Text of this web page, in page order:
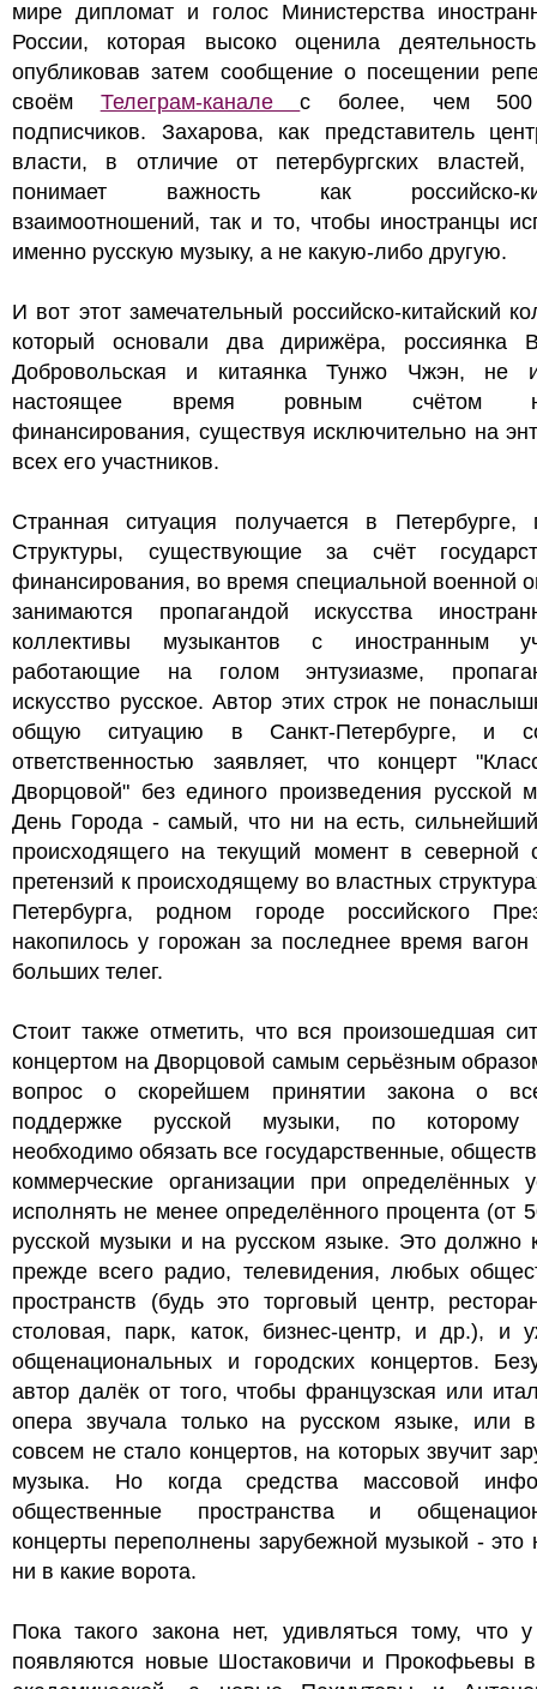
мире дипломат и голос Министерства
России, которая высоко оценила
опубликовав затем сообщение о посещении
своём Телеграм-каналес более, чем 500
подписчиков. Захарова, как представитель
власти, в отличие от петербургских
понимает важность как российско-
взаимоотношений, так и то, чтобы иностранцы
именно русскую музыку, а не какую-либо другую.
И вот этот замечательный российско-китайский
который основали два дирижёра, россиянка
Добровольская и китаянка Тунжо Чжэн, не
настоящее время ровным счётом
финансирования, существуя исключительно на
всех его участников.
Странная ситуация получается в Петербурге,
Структуры, существующие за счёт
финансирования, во время специальной военной
занимаются пропагандой искусства
коллективы музыкантов с иностранным
работающие на голом энтузиазме,
искусство русское. Автор этих строк не
общую ситуацию в Санкт-Петербурге, и
ответственностью заявляет, что концерт
Дворцовой" без единого произведения русской
День Города - самый, что ни на есть,
происходящего на текущий момент в северной
претензий к происходящему во властных
Петербурга, родном городе российского
накопилось у горожан за последнее время
больших телег.
Стоит также отметить, что вся произошедшая
концертом на Дворцовой самым серьёзным
вопрос о скорейшем принятии закона о
поддержке русской музыки, по которому
необходимо обязать все государственные,
коммерческие организации при определённых
исполнять не менее определённого процента (от
русской музыки и на русском языке. Это должно
прежде всего радио, телевидения, любых
пространств (будь это торговый центр,
столовая, парк, каток, бизнес-центр, и др.), и
общенациональных и городских концертов.
автор далёк от того, чтобы французская или
опера звучала только на русском языке, или
совсем не стало концертов, на которых звучит
музыка. Но когда средства массовой
общественные пространства и
концерты переполнены зарубежной музыкой - это
ни в какие ворота.
Пока такого закона нет, удивляться тому, что
появляются новые Шостаковичи и Прокофьевы